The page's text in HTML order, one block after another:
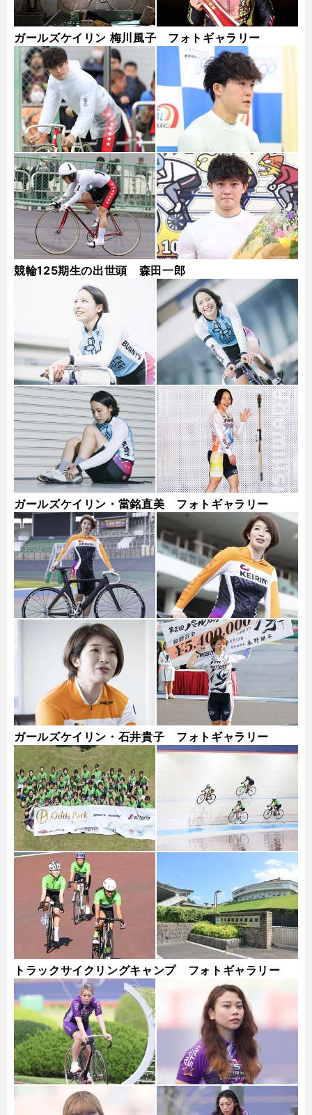
ガールズケイリン 梅川風子 フォトギャラリー
競輪125期生の出世頭 森田一郎
ガールズケイリン・當銘直美 フォトギャラリー
ガールズケイリン・石井貴子 フォトギャラリー
トラックサイクリングキャンプ フォトギャラリー